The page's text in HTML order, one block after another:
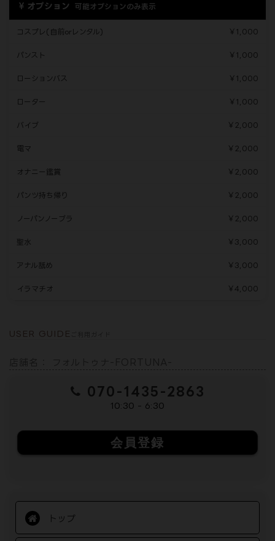
オプション 可能オプションのみ表示
コスプレ(自前orレンタル) ￥1,000
パンスト ￥1,000
ローションバス ￥1,000
ローター ￥1,000
バイブ ￥2,000
電マ ￥2,000
オナニー鑑賞 ￥2,000
パンツ持ち帰り ￥2,000
ノーパンノーブラ ￥2,000
聖水 ￥3,000
アナル舐め ￥3,000
イラマチオ ￥4,000
USER GUIDE
070-1435-2863
10:30 - 6:30
会員登録
トップ